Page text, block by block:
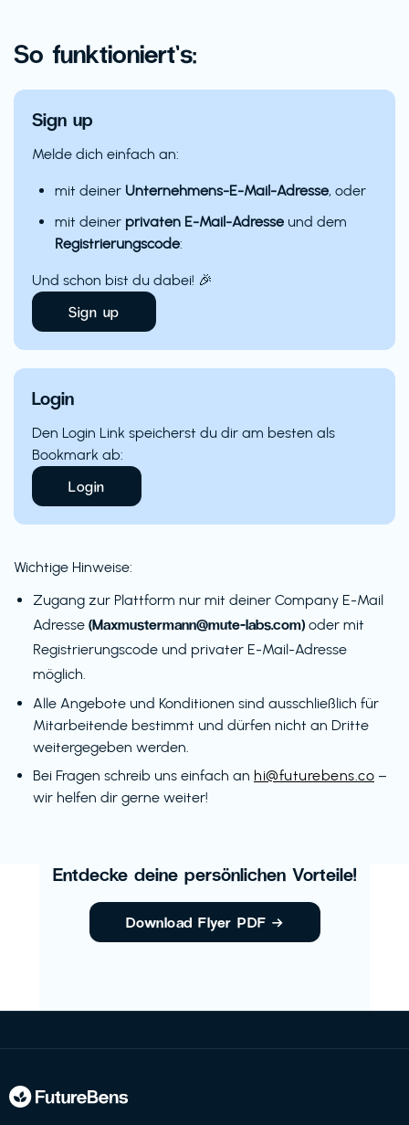
So funktioniert’s:
Sign up
Melde dich einfach an:
mit deiner Unternehmens-E-Mail-Adresse, oder
mit deiner privaten E-Mail-Adresse und dem
Registrierungscode:
Und schon bist du dabei! 🎉
Sign up
Login
Den Login Link speicherst du dir am besten als
Bookmark ab:
Login
Wichtige Hinweise:
Zugang zur Plattform nur mit deiner Company E-Mail
Adresse (Maxmustermann@mute-labs.com) oder mit
Registrierungscode und privater E-Mail-Adresse
möglich.
Alle Angebote und Konditionen sind ausschließlich für
Mitarbeitende bestimmt und dürfen nicht an Dritte
weitergegeben werden.
Bei Fragen schreib uns einfach an hi@futurebens.co –
wir helfen dir gerne weiter!
Entdecke deine persönlichen Vorteile!
Download Flyer PDF →